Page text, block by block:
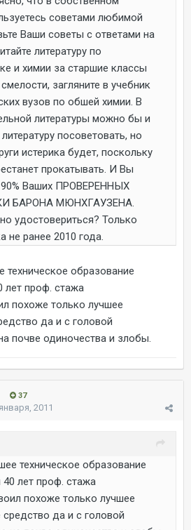
советами любимой
Ваши советы с ответами на
литературу по
и химии за старшие классы
загляните в учебник
вузов по обшей химии. В
литературы можно бы и
посоветовать, но
истерика будет, поскольку
прокатывать. И Вы
90% Ваших ПРОВЕРЕННЫХ
БАРОНА МЮНХГАУЗЕНА.
удостовериться? Только
не ранее 2010 года.
техническое образование
лет проф. стажа
похоже только лучшее
да и с головой
почве одиночества и злобы.
37
2011
техническое образование
40 лет проф. стажа
похоже только лучшее
да и с головой